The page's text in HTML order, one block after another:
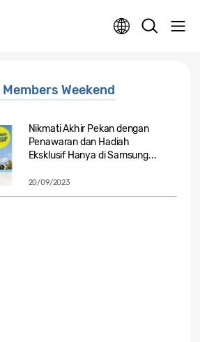
Weekend
Nikmati Akhir Pekan dengan
Penawaran dan Hadiah
Eksklusif Hanya di Samsung...
20/09/2023